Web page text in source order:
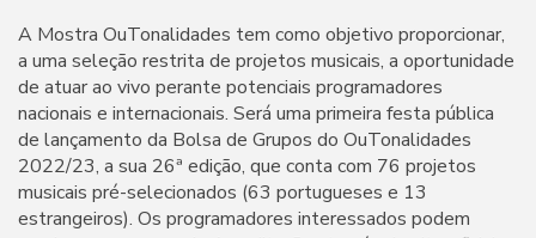
A Mostra OuTonalidades tem como objetivo proporcionar,
a uma seleção restrita de projetos musicais, a oportunidade
de atuar ao vivo perante potenciais programadores
nacionais e internacionais. Será uma primeira festa pública
de lançamento da Bolsa de Grupos do OuTonalidades
2022/23, a sua 26ª edição, que conta com 76 projetos
musicais pré-selecionados (63 portugueses e 13
estrangeiros). Os programadores interessados podem